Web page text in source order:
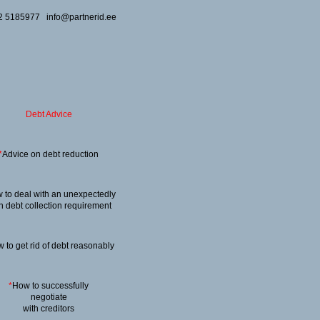
5185977 info@partnerid.ee
Debt Advice
Advice on debt reduction
to deal with an unexpectedly
debt collection requirement
to get rid of debt reasonably
*How to successfully
negotiate
with creditors